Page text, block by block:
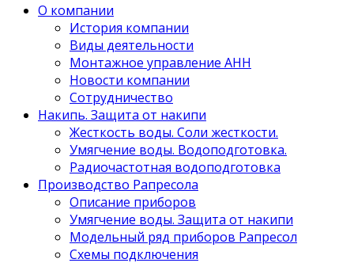
О компании
История компании
Виды деятельности
Монтажное управление АНН
Новости компании
Сотрудничество
Накипь. Защита от накипи
Жесткость воды. Соли жесткости.
Умягчение воды. Водоподготовка.
Радиочастотная водоподготовка
Производство Рапресола
Описание приборов
Умягчение воды. Защита от накипи
Модельный ряд приборов Рапресол
Схемы подключения